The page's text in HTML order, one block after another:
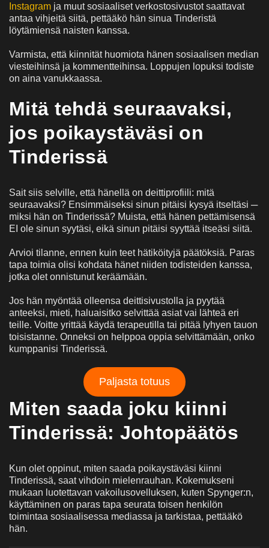
Instagram ja muut sosiaaliset verkostosivustot saattavat
antaa vihjeitä siitä, pettääkö hän sinua Tinderistä
löytämiensä naisten kanssa.
Varmista, että kiinnität huomiota hänen sosiaalisen median
viesteihinsä ja kommentteihinsa. Loppujen lopuksi todiste
on aina vanukkaassa.
Mitä tehdä seuraavaksi,
jos poikaystäväsi on
Tinderissä
Sait siis selville, että hänellä on deittiprofiili: mitä
seuraavaksi? Ensimmäiseksi sinun pitäisi kysyä itseltäsi ─
miksi hän on Tinderissä? Muista, että hänen pettämisensä
EI ole sinun syytäsi, eikä sinun pitäisi syyttää itseäsi siitä.
Arvioi tilanne, ennen kuin teet hätiköityjä päätöksiä. Paras
tapa toimia olisi kohdata hänet niiden todisteiden kanssa,
jotka olet onnistunut keräämään.
Jos hän myöntää olleensa deittisivustolla ja pyytää
anteeksi, mieti, haluaisitko selvittää asiat vai lähteä eri
teille. Voitte yrittää käydä terapeutilla tai pitää lyhyen tauon
toisistanne. Onneksi on helppoa oppia selvittämään, onko
kumppanisi Tinderissä.
Paljasta totuus
Miten saada joku kiinni
Tinderissä: Johtopäätös
Kun olet oppinut, miten saada poikaystäväsi kiinni
Tinderissä, saat vihdoin mielenrauhan. Kokemukseni
mukaan luotettavan vakoilusovelluksen, kuten Spynger:n,
käyttäminen on paras tapa seurata toisen henkilön
toimintaa sosiaalisessa mediassa ja tarkistaa, pettääkö
hän.